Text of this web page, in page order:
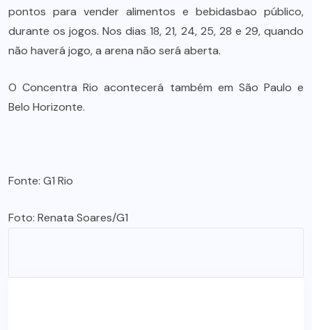
pontos para vender alimentos e bebidasbao público,
durante os jogos. Nos dias 18, 21, 24, 25, 28 e 29, quando
não haverá jogo, a arena não será aberta.
O Concentra Rio acontecerá também em São Paulo e
Belo Horizonte.
Fonte: G1 Rio
Foto: Renata Soares/G1